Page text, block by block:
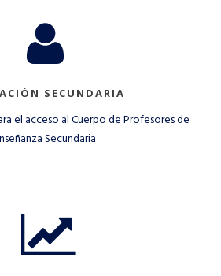
SECUNDARIA
el acceso al Cuerpo de Profesores de
Secundaria